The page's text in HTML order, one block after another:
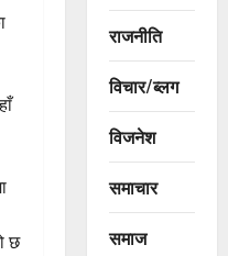
छ
राजनीति
विचार/ब्लग
विजनेश
समाचार
समाज